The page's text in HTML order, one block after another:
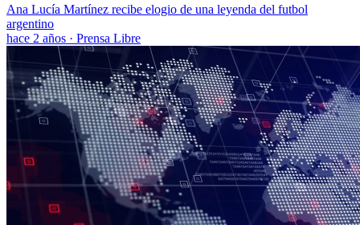
Ana Lucía Martínez recibe elogio de una leyenda del futbol
argentino
hace 2 años · Prensa Libre